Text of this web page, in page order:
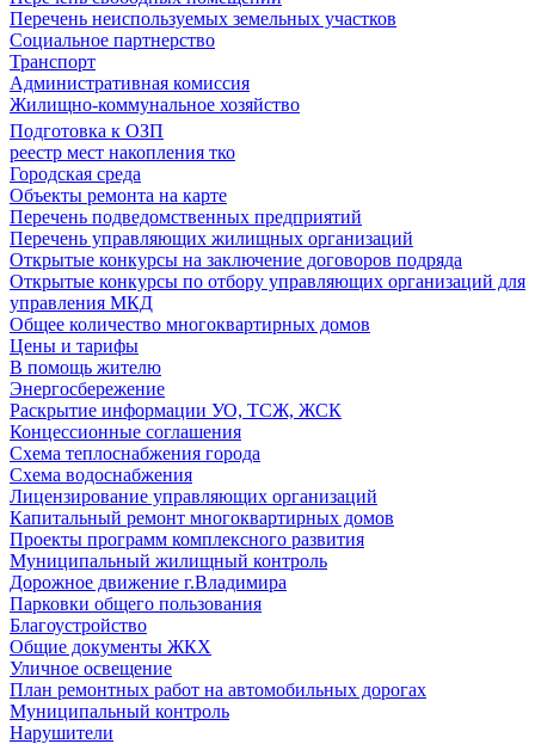
Перечень неиспользуемых земельных участков
Социальное партнерство
Транспорт
Административная комиссия
Жилищно-коммунальное хозяйство
Подготовка к ОЗП
реестр мест накопления тко
Городская среда
Объекты ремонта на карте
Перечень подведомственных предприятий
Перечень управляющих жилищных организаций
Открытые конкурсы на заключение договоров подряда
Открытые конкурсы по отбору управляющих организаций для
управления МКД
Общее количество многоквартирных домов
Цены и тарифы
В помощь жителю
Энергосбережение
Раскрытие информации УО, ТСЖ, ЖСК
Концессионные соглашения
Схема теплоснабжения города
Схема водоснабжения
Лицензирование управляющих организаций
Капитальный ремонт многоквартирных домов
Проекты программ комплексного развития
Муниципальный жилищный контроль
Дорожное движение г.Владимира
Парковки общего пользования
Благоустройство
Общие документы ЖКХ
Уличное освещение
План ремонтных работ на автомобильных дорогах
Муниципальный контроль
Нарушители